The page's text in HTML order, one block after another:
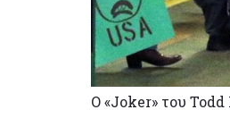
Ο «Joker» του